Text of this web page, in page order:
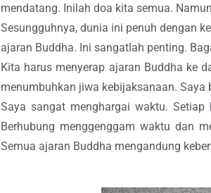
mendatang. Inilah doa kita semua.
Sesungguhnya, dunia ini penuh dengan
ajaran Buddha. Ini sangatlah penting.
Kita harus menyerap ajaran Buddha ke
menumbuhkan jiwa kebijaksanaan.
Saya sangat menghargai waktu.
Berhubung menggenggam waktu dan
Semua ajaran Buddha mengandung